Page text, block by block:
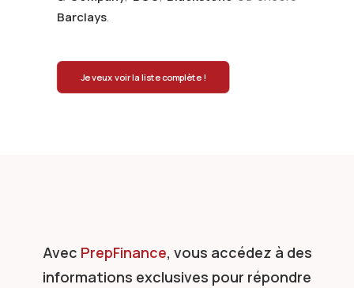
Barclays.
Je veux voir la liste complète !
Avec PrepFinance, vous accédez à des
informations exclusives pour répondre